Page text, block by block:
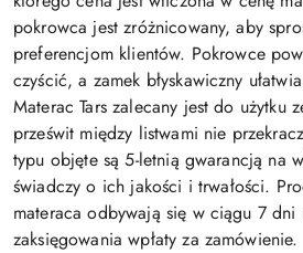
pokrowca jest zróżnicowany, aby
preferencjom klientów. Pokrowce
czyścić, a zamek błyskawiczny
Materac Tars zalecany jest do użytku
prześwit między listwami nie
typu objęte są 5-letnią gwarancją na
świadczy o ich jakości i trwałości.
materaca odbywają się w ciągu 7
zaksięgowania wpłaty za zamówienie.